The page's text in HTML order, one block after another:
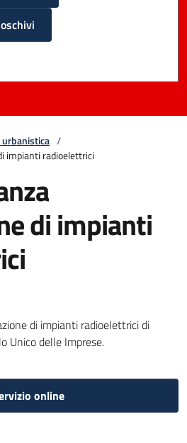
urbanistica /
impianti radioelettrici
di impianti
di impianti radioelettrici di
Unico delle Imprese.
online